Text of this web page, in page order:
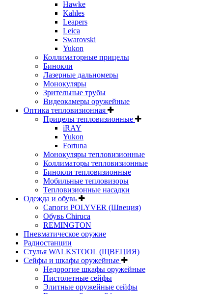
Hawke
Kahles
Leapers
Leica
Swarovski
Yukon
Коллиматорные прицелы
Бинокли
Лазерные дальномеры
Монокуляры
Зрительные трубы
Видеокамеры оружейные
Оптика тепловизионная
Прицелы тепловизионные
iRAY
Yukon
Fortuna
Монокуляры тепловизионные
Коллиматоры тепловизионные
Бинокли тепловизионные
Мобильные тепловизоры
Тепловизионные насадки
Одежда и обувь
Сапоги POLYVER (Швеция)
Обувь Chiruca
REMINGTON
Пневматическое оружие
Радиостанции
Стулья WALKSTOOL (ЩВЕЦИЯ)
Сейфы и шкафы оружейные
Недорогие шкафы оружейные
Пистолетные сейфы
Элитные оружейные сейфы